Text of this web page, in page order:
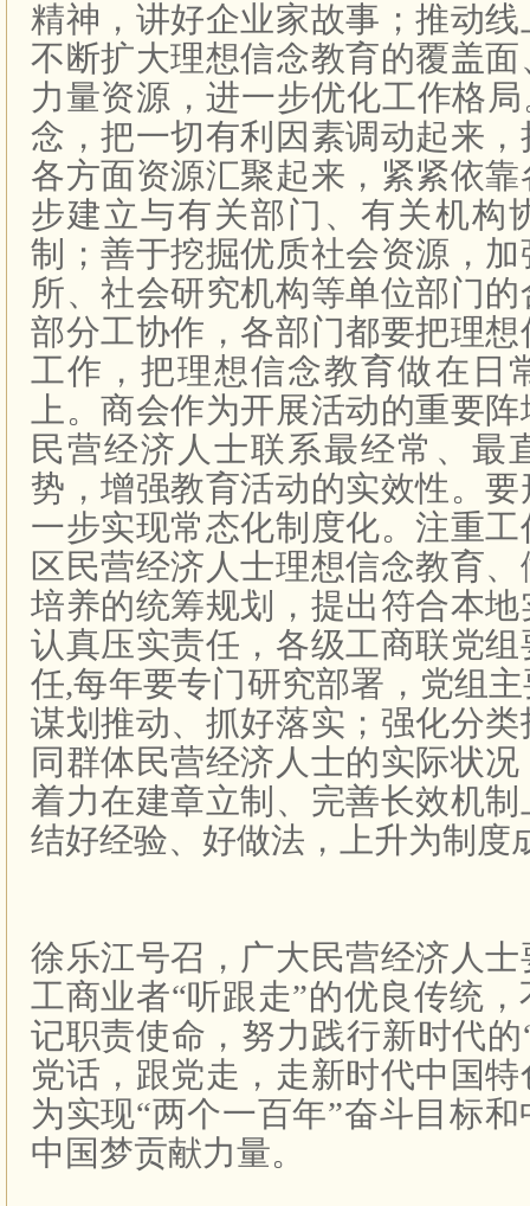
精神，讲好企业家故事；推动
不断扩大理想信念教育的覆盖
力量资源，进一步优化工作格
念，把一切有利因素调动起来
各方面资源汇聚起来，紧紧依
步建立与有关部门、有关机构
制；善于挖掘优质社会资源，
所、社会研究机构等单位部门
部分工协作，各部门都要把理
工作，把理想信念教育做在日
上。商会作为开展活动的重要
民营经济人士联系最经常、最
势，增强教育活动的实效性。
一步实现常态化制度化。注重
区民营经济人士理想信念教育
培养的统筹规划，提出符合本
认真压实责任，各级工商联党
任,每年要专门研究部署，党组
谋划推动、抓好落实；强化分
同群体民营经济人士的实际状
着力在建章立制、完善长效机
结好经验、好做法，上升为制度
徐乐江号召，广大民营经济人
工商业者“听跟走”的优良传统
记职责使命，努力践行新时代
党话，跟党走，走新时代中国
为实现“两个一百年”奋斗目标
中国梦贡献力量。